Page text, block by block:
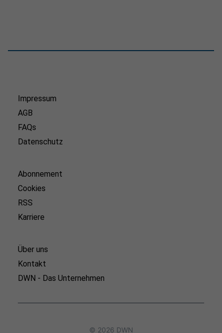
Impressum
AGB
FAQs
Datenschutz
Abonnement
Cookies
RSS
Karriere
Über uns
Kontakt
DWN - Das Unternehmen
© 2026 DWN